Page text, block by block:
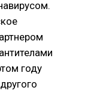
году